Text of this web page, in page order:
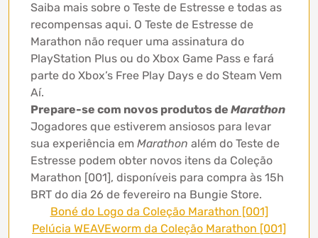
Saiba mais sobre o Teste de Estresse e todas as
recompensas aqui. O Teste de Estresse de
Marathon não requer uma assinatura do
PlayStation Plus ou do Xbox Game Pass e fará
parte do Xbox’s Free Play Days e do Steam Vem
Aí.
Prepare-se com novos produtos de Marathon
Jogadores que estiverem ansiosos para levar
sua experiência em Marathon além do Teste de
Estresse podem obter novos itens da Coleção
Marathon [001], disponíveis para compra às 15h
BRT do dia 26 de fevereiro na Bungie Store.
Boné do Logo da Coleção Marathon [001]
Pelúcia WEAVEworm da Coleção Marathon [001]